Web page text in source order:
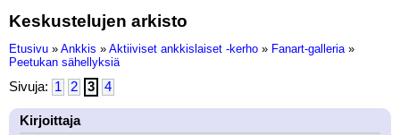
Keskustelujen arkisto
Etusivu » Ankkis » Aktiiviset ankkislaiset -kerho » Fanart-galleria »
Peetukan sähellyksiä
Sivuja: 1 2 3 4
Kirjoittaja